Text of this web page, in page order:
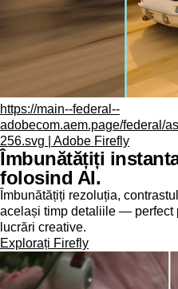
https://main--federal--
adobecom.aem.page/federal/
256.svg | Adobe Firefly
Îmbunătățiți
folosind AI.
Îmbunătățiți rezoluția,
același timp detaliile — perfect
lucrări creative.
Explorați Firefly